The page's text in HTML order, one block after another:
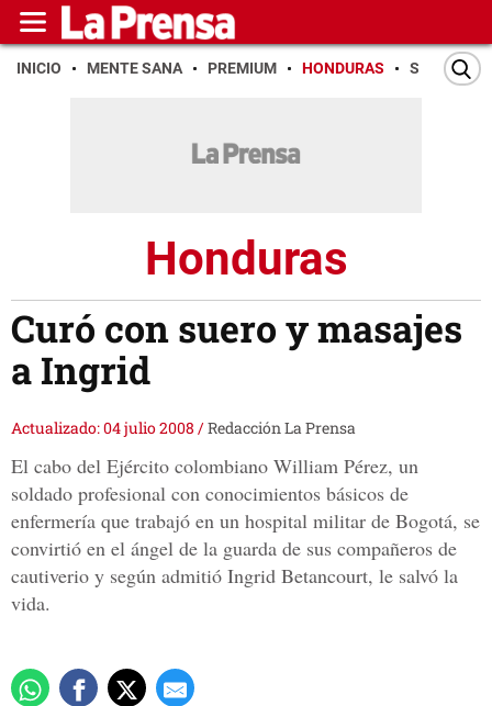
INICIO MENTE SANA PREMIUM HONDURAS SAN PEDRO
Honduras
Curó con suero y masajes
a Ingrid
Actualizado: 04 julio 2008 /Redacción La Prensa
El cabo del Ejército colombiano William Pérez, un
soldado profesional con conocimientos básicos de
enfermería que trabajó en un hospital militar de Bogotá, se
convirtió en el ángel de la guarda de sus compañeros de
cautiverio y según admitió Ingrid Betancourt, le salvó la
vida.